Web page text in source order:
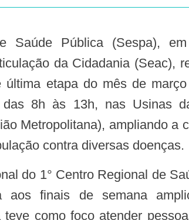
da Cidadania (Seac),
etapa do mês de
das 8h às 13h, nas Usinas
Metropolitana), ampliando a
contra diversas doenças.
aos finais de semana
teve como foco atender